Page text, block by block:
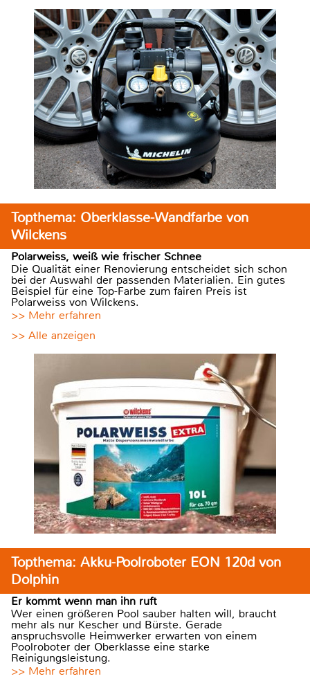
Topthema: Oberklasse-Wandfarbe von
Wilckens
Polarweiss, weiß wie frischer Schnee
Die Qualität einer Renovierung entscheidet sich schon
bei der Auswahl der passenden Materialien. Ein gutes
Beispiel für eine Top-Farbe zum fairen Preis ist
Polarweiss von Wilckens.
>> Mehr erfahren
>> Alle anzeigen
Topthema: Akku-Poolroboter EON 120d von
Dolphin
Er kommt wenn man ihn ruft
Wer einen größeren Pool sauber halten will, braucht
mehr als nur Kescher und Bürste. Gerade
anspruchsvolle Heimwerker erwarten von einem
Poolroboter der Oberklasse eine starke
Reinigungsleistung.
>> Mehr erfahren